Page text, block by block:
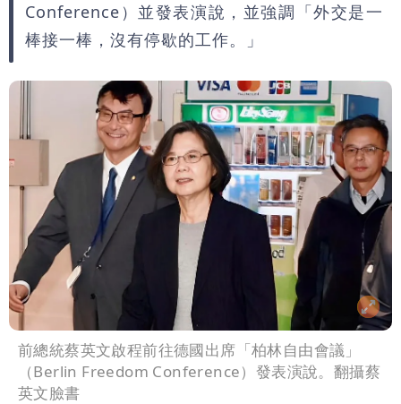
Conference）並發表演說，並強調「外交是一
棒接一棒，沒有停歇的工作。」
前總統蔡英文啟程前往德國出席「柏林自由會議」
（Berlin Freedom Conference）發表演說。翻攝蔡
英文臉書